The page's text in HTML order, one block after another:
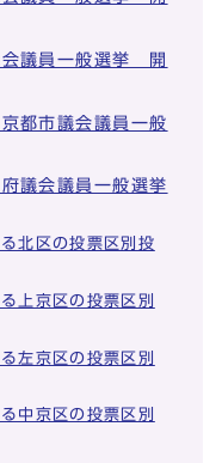
議員一般選挙 開
都市議会議員一般
議会議員一般選挙
北区の投票区別投
上京区の投票区別
左京区の投票区別
中京区の投票区別